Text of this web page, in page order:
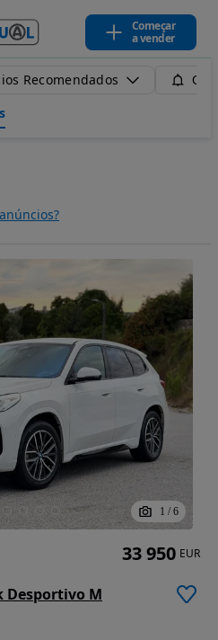
Começar
a vender
Recomendados
1 / 6
Desportivo M
33 950 EUR